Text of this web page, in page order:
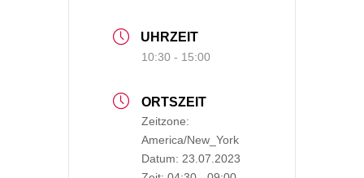
UHRZEIT
10:30 - 15:00
ORTSZEIT
Zeitzone:
America/New_York
Datum: 23.07.2023